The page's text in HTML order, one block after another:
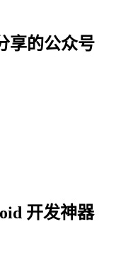
享的公众号
开发神器